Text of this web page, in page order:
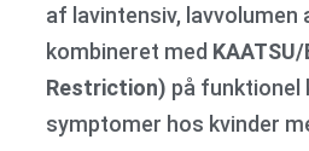
af lavintensiv,
kombineret med
Restriction) på funktionel
symptomer hos kvinder